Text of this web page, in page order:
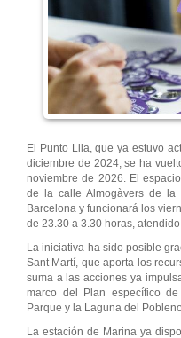
El Punto Lila, que ya estuvo
diciembre de 2024, se ha
noviembre de 2026. El
de la calle Almogàvers de la
Barcelona y funcionará los
de 23.30 a 3.30 horas,
La iniciativa ha sido posible
Sant Martí, que aporta los
suma a las acciones ya
marco del Plan específico
Parque y la Laguna del
La estación de Marina ya